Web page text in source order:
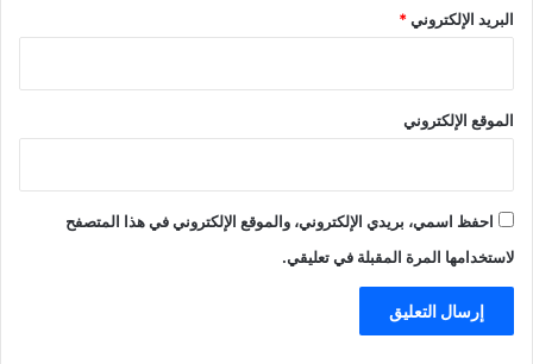
البريد الإلكتروني*
الموقع الإلكتروني
احفظ اسمي، بريدي الإلكتروني، والموقع الإلكتروني في هذا المتصفح
لاستخدامها المرة المقبلة في تعليقي.